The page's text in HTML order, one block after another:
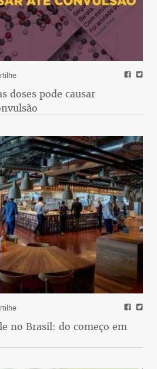
doses pode causar
no Brasil: do começo em